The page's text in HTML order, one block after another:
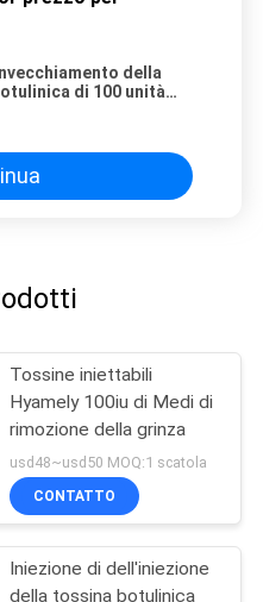
della
di 100 unità
Tossine iniettabili
Hyamely 100iu di Medi di
rimozione della grinza
usd48~usd50 MOQ:1 scatola
CONTATTO
Iniezione di dell'iniezione
della tossina botulinica